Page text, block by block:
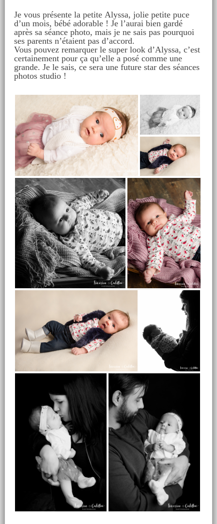
Je vous présente la petite Alyssa, jolie petite puce
d’un mois, bébé adorable ! Je l’aurai bien gardé
après sa séance photo, mais je ne sais pas pourquoi
ses parents n’étaient pas d’accord.
Vous pouvez remarquer le super look d’Alyssa, c’est
certainement pour ça qu’elle a posé comme une
grande. Je le sais, ce sera une future star des séances
photos studio !